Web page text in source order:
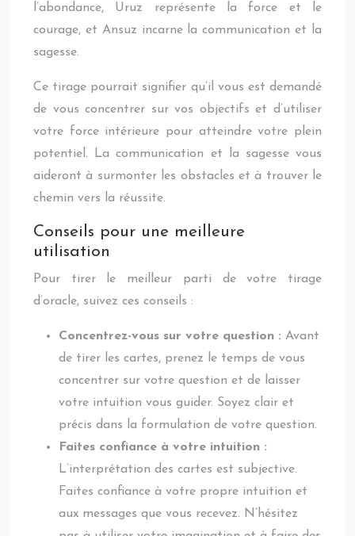
l’abondance, Uruz représente la force et le
courage, et Ansuz incarne la communication et la
sagesse.
Ce tirage pourrait signifier qu’il vous est demandé
de vous concentrer sur vos objectifs et d’utiliser
votre force intérieure pour atteindre votre plein
potentiel. La communication et la sagesse vous
aideront à surmonter les obstacles et à trouver le
chemin vers la réussite.
Conseils pour une meilleure
utilisation
Pour tirer le meilleur parti de votre tirage
d’oracle, suivez ces conseils :
Concentrez-vous sur votre question : Avant
de tirer les cartes, prenez le temps de vous
concentrer sur votre question et de laisser
votre intuition vous guider. Soyez clair et
précis dans la formulation de votre question.
Faites confiance à votre intuition :
L’interprétation des cartes est subjective.
Faites confiance à votre propre intuition et
aux messages que vous recevez. N’hésitez